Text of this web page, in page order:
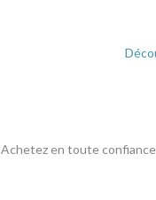
Achetez en toute confiance